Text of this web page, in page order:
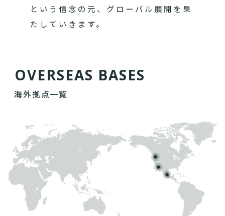
という信念の元、グローバル展開を果
たしていきます。
OVERSEAS BASES
海外拠点一覧